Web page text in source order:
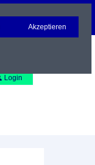
Login
Akzeptieren